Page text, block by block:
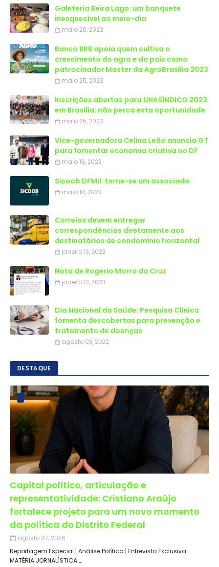
Galeteria Beira Lago: um banquete
inesquecível ao meio-dia
maio 20, 2023
Banco BRB apoia quem cultiva o
crescimento do agro e do país como
patrocinador Master da AgroBrasília 2023
maio 25, 2023
Inscrições abertas para UNASÍNDICO 2023
em Brasília: não perca esta oportunidade
maio 25, 2023
Vice-governadora Celina Leão anuncia GT
para fomentar economia criativa no DF
maio 18, 2023
Sicoob DFMil: torne-se um associado
maio 18, 2023
Correios devem entregar
correspondências diretamente aos
destinatários de condomínio horizontal
janeiro 13, 2023
Nota de Rogerio Morro da Cruz
janeiro 13, 2023
Dia Nacional da Saúde: Pesquisa Clínica
fomenta descobertas para prevenção e
tratamento de doenças
agosto 03, 2022
DESTAQUE
Capital político, articulação e
representatividade: Cristiano Araújo
fortalece projeto para um novo momento
da política do Distrito Federal
agosto 07, 2026
Reportagem Especial | Análise Política | Entrevista Exclusiva
MATÉRIA JORNALÍSTICA …